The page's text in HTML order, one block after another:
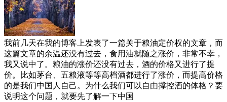
我前几天在我的博客上发表了一篇关于粮油定价权的文章，而
这篇文章的余温还没有过去，食用油就随之涨价，非常不幸，
我又说中了。粮油的涨价还没有过去，酒的价格又进行了提
价。比如茅台、五粮液等等高档酒都进行了涨价，而提高价格
的是我们中国人自己。为什么我们可以自由撑控酒的体格？要
说明这个问题，就要先了解一下中国